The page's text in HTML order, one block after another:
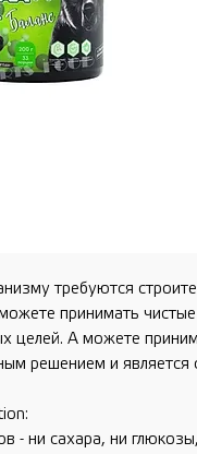
требуются
принимать чистые
целей. А можете
решением и является
- ни сахара, ни